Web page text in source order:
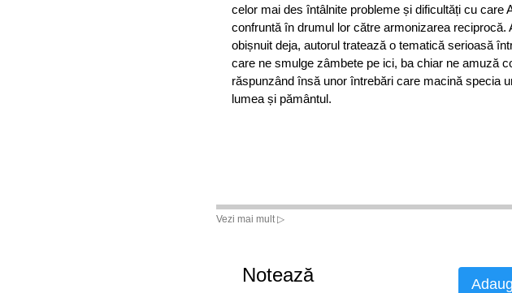
celor mai des întâlnite probleme și dificultăți cu care
confruntă în drumul lor către armonizarea reciprocă.
obișnuit deja, autorul tratează o tematică serioasă
care ne smulge zâmbete pe ici, ba chiar ne amuză
răspunzând însă unor întrebări care macină specia
lumea și pământul.
Vezi mai mult ▷
Notează